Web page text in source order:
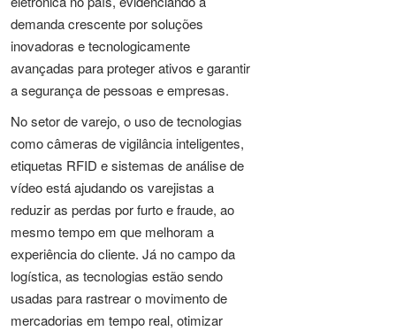
demanda crescente por soluções
inovadoras e tecnologicamente
avançadas para proteger ativos e garantir
a segurança de pessoas e empresas.
No setor de varejo, o uso de tecnologias
como câmeras de vigilância inteligentes,
etiquetas RFID e sistemas de análise de
vídeo está ajudando os varejistas a
reduzir as perdas por furto e fraude, ao
mesmo tempo em que melhoram a
experiência do cliente. Já no campo da
logística, as tecnologias estão sendo
usadas para rastrear o movimento de
mercadorias em tempo real, otimizar